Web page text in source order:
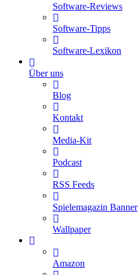
Software-Reviews
Software-Tipps
Software-Lexikon
Über uns
Blog
Kontakt
Media-Kit
Podcast
RSS Feeds
Spielemagazin Banner
Wallpaper
Amazon